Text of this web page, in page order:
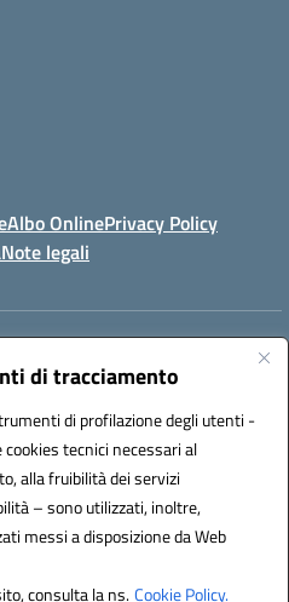
di tracciamento
di profilazione degli utenti -
tecnici necessari al
alla fruibilità dei servizi
– sono utilizzati, inoltre,
messi a disposizione da Web
consulta la ns.Cookie Policy.
Albo OnlinePrivacy Policy
Note legali
by 3D Solution S.r.l.